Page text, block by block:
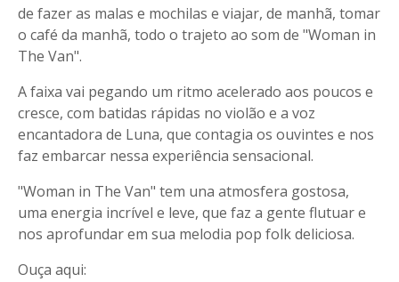
de fazer as malas e mochilas e viajar, de manhã, tomar
o café da manhã, todo o trajeto ao som de "Woman in
The Van".
A faixa vai pegando um ritmo acelerado aos poucos e
cresce, com batidas rápidas no violão e a voz
encantadora de Luna, que contagia os ouvintes e nos
faz embarcar nessa experiência sensacional.
"Woman in The Van" tem una atmosfera gostosa,
uma energia incrível e leve, que faz a gente flutuar e
nos aprofundar em sua melodia pop folk deliciosa.
Ouça aqui: